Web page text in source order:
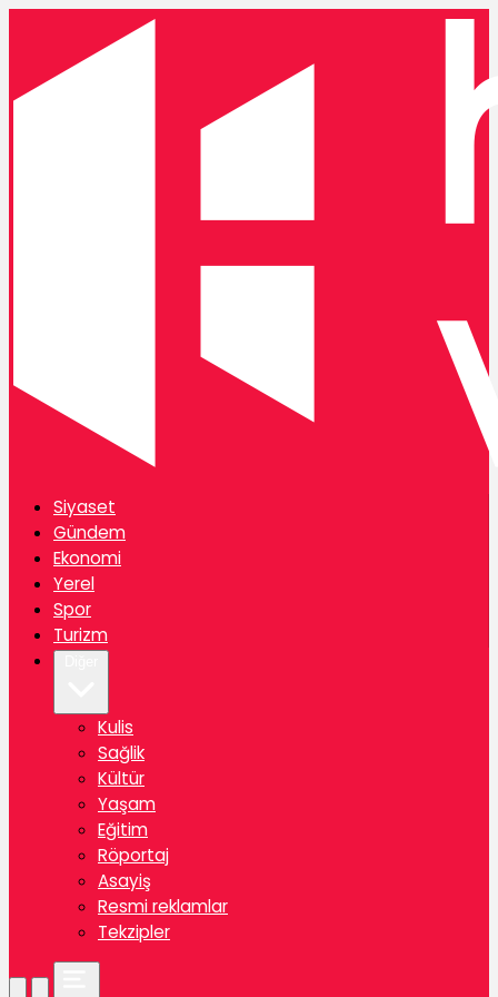
Siyaset
Gündem
Ekonomi
Yerel
Spor
Turizm
Kulis
Sağlik
Kültür
Yaşam
Eğitim
Röportaj
Asayiş
Resmi reklamlar
Tekzipler